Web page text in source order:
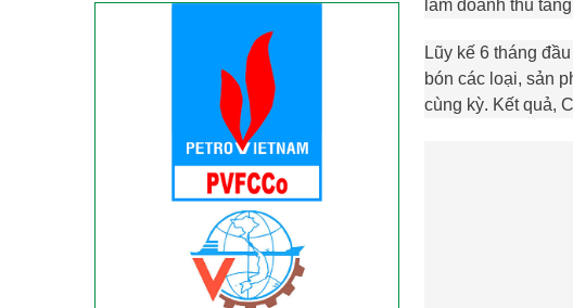
làm doanh thu
Lũy kế 6 tháng
bón các loại, sản
cùng kỳ. Kết quả,